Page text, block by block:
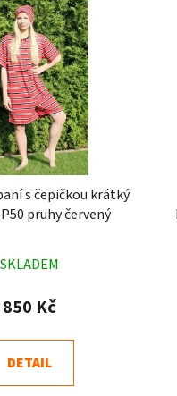
s čepičkou krátký
pruhy červený
hodnocení
produktu
4,6
z
SKLADEM
850 Kč
DETAIL